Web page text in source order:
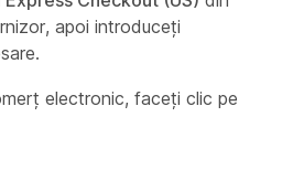
apoi introduceți
electronic, faceți clic pe